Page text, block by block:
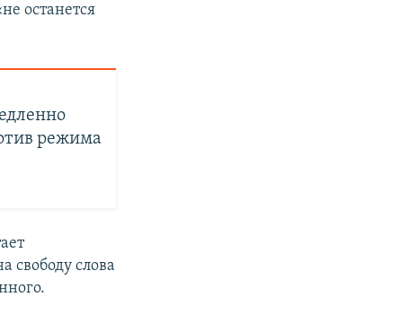
останется
режима
свободу слова